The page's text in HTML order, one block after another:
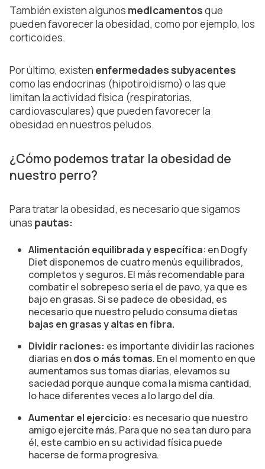
También existen algunos medicamentosque
pueden favorecer la obesidad, como por ejemplo, los
corticoides.
Por último, existen enfermedades subyacentes
como las endocrinas (hipotiroidismo) o las que
limitan la actividad física (respiratorias,
cardiovasculares) que pueden favorecer la
obesidad en nuestros peludos.
¿Cómo podemos tratar la obesidad de
nuestro perro?
Para tratar la obesidad, es necesario que sigamos
unas pautas:
Alimentación equilibrada y específica: en Dogfy
Diet disponemos de cuatro menús equilibrados,
completos y seguros. El más recomendable para
combatir el sobrepeso sería el de pavo, ya que es
bajo en grasas. Si se padece de obesidad, es
necesario que nuestro peludo consuma dietas
bajas en grasas y altas en fibra.
Dividir raciones: es importante dividir las raciones
diarias endos o más tomas. En el momento en que
aumentamos sus tomas diarias, elevamos su
saciedad porque aunque coma la misma cantidad,
lo hace diferentes veces a lo largo del día.
Aumentar el ejercicio: es necesario que nuestro
amigo ejercite más. Para que no sea tan duro para
él, este cambio en su actividad física puede
hacerse de forma progresiva.